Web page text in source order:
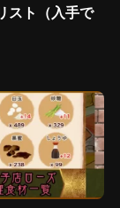
スト（入手で